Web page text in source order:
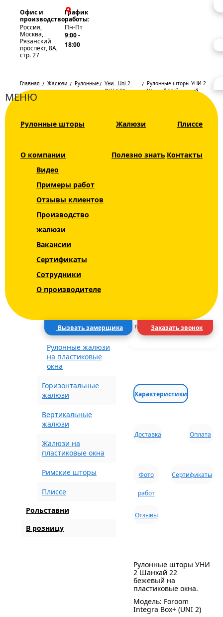
Офис и
производство
Россия,
Москва,
Рязанский
проспект, 8А,
стр. 27
График
работы:
Пн-Пт
9:00 -
18:00
МЕНЮ
Рулонные шторы Жалюзи Плиссе
О компании
Видео
Примеры работ
Отзывы клиентов
Производство
жалюзи
Вакансии
Сертификаты
Сотрудники
О производителе
Полезно знать Контакты
Вызвать замерщика Заказать звонок
Главная Жалюзи
Рулонные
шторы
Уни - Uni 2
INTEGRA
Рулонные шторы УНИ 2
Шанхай 22 бежевый
Каталог
Рулонные шторы
Рольшторы
SLIM
День Ночь DUO
Уни - Uni 2 INTEGRA
BOX+
Рулонные шторы с
Электрические
шторы
Рулонные жалюзи
на пластиковые
окна
Горизонтальные
жалюзи
Вертикальные
жалюзи
Жалюзи на
пластиковые окна
Римские шторы
Плиссе
Рольставни
В розницу
Рулонные
2 Шанхай 22
ГОРОД
Характеристики
Доставка Оплата
Фото
работ
Сертификаты
Отзывы
Рулонные шторы УНИ
2 Шанхай 22
бежевый на
пластиковые окна.
Модель: Foroom
Integra Box+ (UNI 2)